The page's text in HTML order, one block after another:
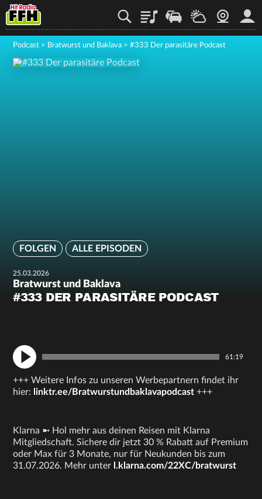
PlaylistStaupilotWetterWebcam
Podcast > Bratwurst und Baklava > #333 Der parasitäre Podcast
FOLGEN ALLE EPISODEN
25.03.2026
Bratwurst und Baklava
#333 DER PARASITÄRE PODCAST
61:19
+++ Weitere Infos zu unseren Werbepartnern findet ihr
hier: linktr.ee/Bratwurstundbaklavapodcast +++
Klarna ➼ Hol mehr aus deinen Reisen mit Klarna
Mitgliedschaft. Sichere dir jetzt 30 % Rabatt auf Premium
oder Max für 3 Monate, nur für Neukunden bis zum
31.07.2026. Mehr unter l.klarna.com/22XC/bratwurst